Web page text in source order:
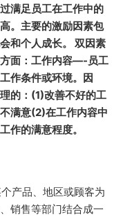
满足员工在工作中的
。主要的激励因素包
和个人成长。 双因素
面：工作内容—-员工
作条件或环境。因
的：(1)改善不好的工
满意(2)在工作内容中
作的满意程度。
产品、地区或顾客为
销售等部门结合成一